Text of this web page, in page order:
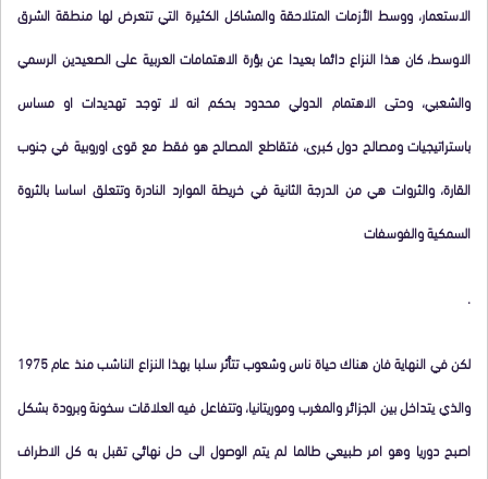
الاستعمار، ووسط الأزمات المتلاحقة والمشاكل الكثيرة التي تتعرض لها منطقة الشرق
الاوسط، كان هذا النزاع دائما بعيدا عن بؤرة الاهتمامات العربية على الصعيدين الرسمي
والشعبي، وحتى الاهتمام الدولي محدود بحكم انه لا توجد تهديدات او مساس
باستراتيجيات ومصالح دول كبرى، فتقاطع المصالح هو فقط مع قوى اوروبية في جنوب
القارة، والثروات هي من الدرجة الثانية في خريطة الموارد النادرة وتتعلق اساسا بالثروة
السمكية والفوسفات
.
لكن في النهاية فان هناك حياة ناس وشعوب تتأثر سلبا بهذا النزاع الناشب منذ عام 1975
والذي يتداخل بين الجزائر والمغرب وموريتانيا، وتتفاعل فيه العلاقات سخونة وبرودة بشكل
اصبح دوريا وهو امر طبيعي طالما لم يتم الوصول الى حل نهائي تقبل به كل الاطراف